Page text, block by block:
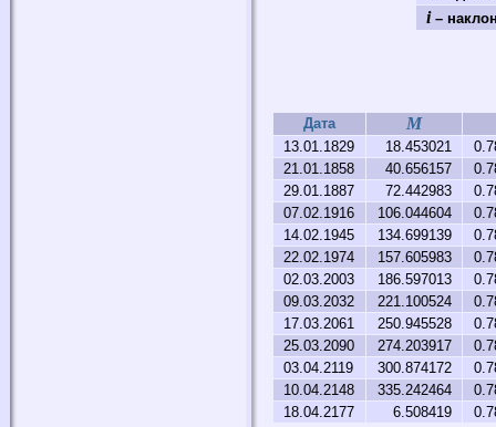
i–
Дата M
13.01.1829 18.453021
21.01.1858
40.656157
29.01.1887
72.442983
07.02.1916
106.044604
14.02.1945
134.699139
22.02.1974
157.605983
02.03.2003
186.597013
09.03.2032
221.100524
17.03.2061
250.945528
25.03.2090
274.203917
03.04.2119
300.874172
10.04.2148
335.242464
18.04.2177
6.508419